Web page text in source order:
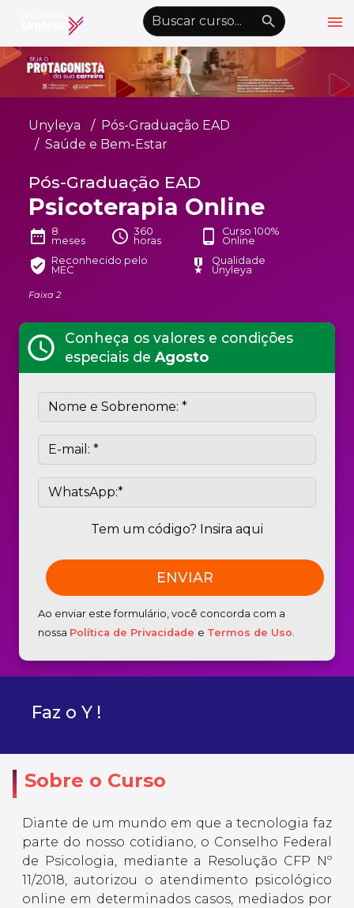
menu
emoji_objectsAlto Contraste nights_stay wb_sunny
Graduação EAD
Pós-Graduação EAD
Atualização Profissional
Conheça a Unyleyakeyboard_arrow_down
Alianças Acadêmicas
Convênioskeyboard_arrow_down
UnyVantagens
personÁrea do Aluno schoolQuero ser Aluno
Unyleya
Pós-Graduação EAD
Saúde e Bem-Estar
Pós-Graduação EAD
Psicoterapia Online
date_range 8
meses
schedule 360
horas
phone_android
Curso 100%
Online
verified_user Reconhecido pelo
MEC
military_tech
Qualidade
Unyleya
Faixa 2
schedule
Conheça os valores e condições
especiais de Agosto
Tem um código? Insira aqui
Ao enviar este formulário, você concorda com a
nossa Política de Privacidade e Termos de Uso.
Faz o Y !
Sobre o Curso
Diante de um mundo em que a tecnologia faz
parte do nosso cotidiano, o Conselho Federal
de Psicologia, mediante a Resolução CFP Nº
11/2018, autorizou o atendimento psicológico
online em determinados casos, mediados por